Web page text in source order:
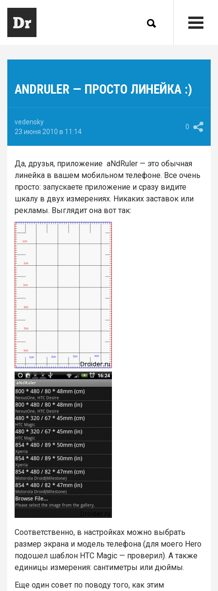
ANDRULER — ПРОСТО ЛИНЕЙКА :)
vedensky
23 июня 2010 в 11:14
0
Да, друзья, приложение aNdRuler — это обычная
линейка в вашем мобильном телефоне. Все очень
просто: запускаете приложение и сразу видите
шкалу в двух измерениях. Никаких заставок или
рекламы. Выглядит она вот так:
Соответственно, в настройках можно выбрать
размер экрана и модель телефона (для моего Hero
подошел шаблон HTC Magic — проверил). А также
единицы измерения: сантиметры или дюймы.
Еще один совет по поводу того, как этим